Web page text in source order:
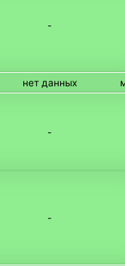
-
нет данных
-
-